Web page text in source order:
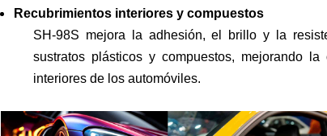
Recubrimientos interiores y compuestos
SH-98S mejora la adhesión, el brillo y la
sustratos plásticos y compuestos, mejorando
interiores de los automóviles.